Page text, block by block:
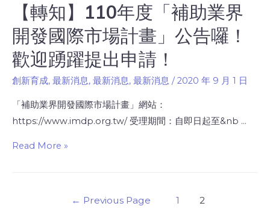
【轉知】110年度「補助業界
開發國際市場計畫」公告囉！
歡迎踴躍提出申請！
創新育成, 最新消息, 最新消息, 最新消息 /2020 年 9 月 1 日
「補助業界開發國際市場計畫」網站：
https://www.imdp.org.tw/ 受理期間：自即日起至&nb …
Read More »
← Previous Page 1 2